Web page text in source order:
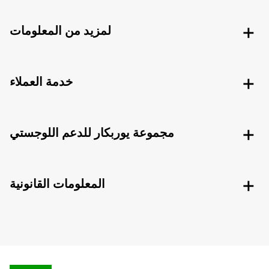
لمزيد من المعلومات
خدمة العملاء
مجموعة يوربكار للدعم اللوجستي
المعلومات القانونية